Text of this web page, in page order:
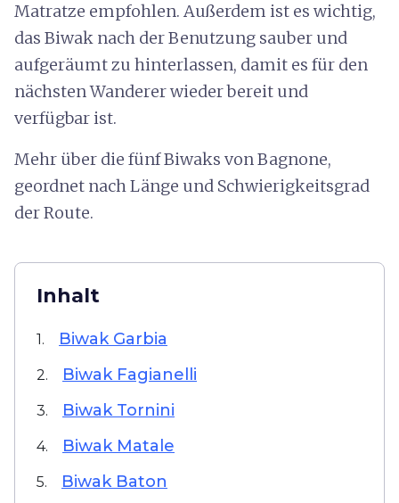
Matratze empfohlen. Außerdem ist es wichtig,
das Biwak nach der Benutzung sauber und
aufgeräumt zu hinterlassen, damit es für den
nächsten Wanderer wieder bereit und
verfügbar ist.
Mehr über die fünf Biwaks von Bagnone,
geordnet nach Länge und Schwierigkeitsgrad
der Route.
Inhalt
1. Biwak Garbia
2. Biwak Fagianelli
3. Biwak Tornini
4. Biwak Matale
5. Biwak Baton